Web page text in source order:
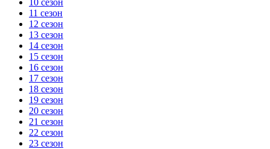
11 сезон
12 сезон
13 сезон
14 сезон
15 сезон
16 сезон
17 сезон
18 сезон
19 сезон
20 сезон
21 сезон
22 сезон
23 сезон